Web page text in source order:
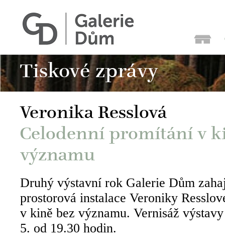
Tiskové zprávy
Veronika Resslová
Celodenní promítání v
významu
Druhý výstavní rok Galerie Dům
prostorová instalace Veroniky
v kině bez významu. Vernisáž
5. od 19.30 hodin.